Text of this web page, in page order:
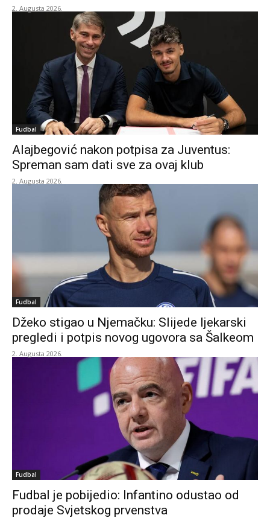
2. Augusta 2026.
Fudbal
Alajbegović nakon potpisa za Juventus:
Spreman sam dati sve za ovaj klub
2. Augusta 2026.
Fudbal
Džeko stigao u Njemačku: Slijede ljekarski
pregledi i potpis novog ugovora sa Šalkeom
2. Augusta 2026.
Fudbal
Fudbal je pobijedio: Infantino odustao od
prodaje Svjetskog prvenstva